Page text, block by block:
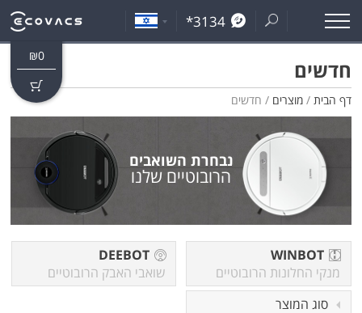
*3134
₪0
חדשים
דף הבית /מוצרים / חדשים
נבחרת השואבים
הרובוטיים שלנו
WINBOT
מנקי החלונות הרובוטיים
DEEBOT
שואבי האבק הרובוטיים
סוג המוצר